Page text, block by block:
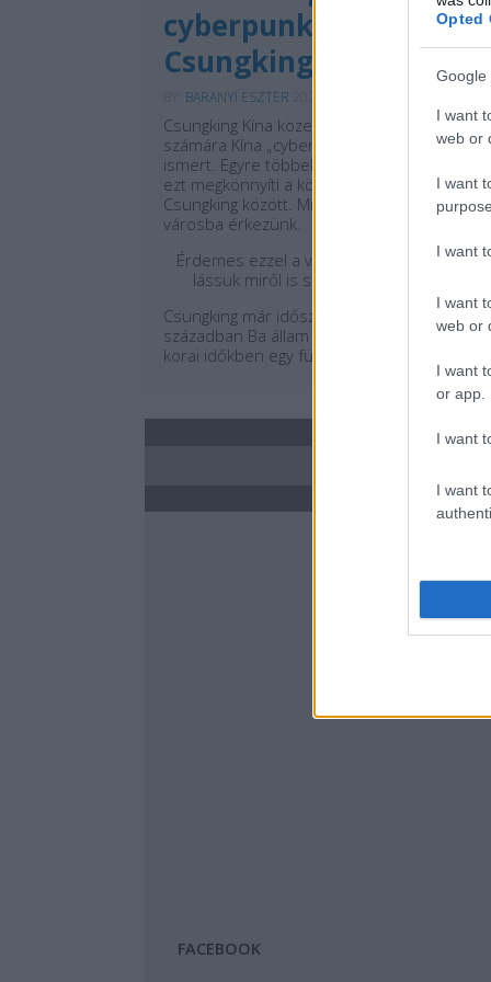
Opted
Google
I want
web or
I want
I want
I want
web or
I want
or app.
I want
I want
cyberpunk városa:
Csungking
BARANYI ESZTER
Csungking Kína közepén található és sokak
számára Kína „cyberpunk” városaként
ismert. Egyre többek által felkapott úti cél,
ezt megkönnyíti a közvetlen járat Budapest-
Csungking között. Mindössze 11 óra alatt a
városba érkezünk.
Érdemes ezzel a vidóval kezdenünk, hogy
lássuk miről is szól Csungking városa!
Csungking már időszámításunk előtt a 11.
században Ba állam központja volt, amely
korai időkben egy független régiót
FACEBOOK